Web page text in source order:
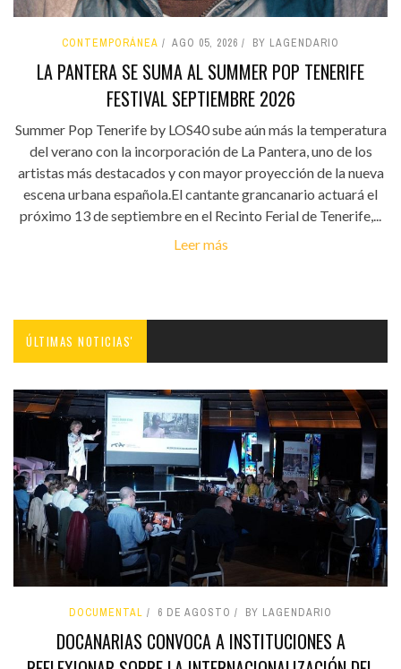
CONTEMPORÁNEA AGO 05, 2026 BY LAGENDARIO
LA PANTERA SE SUMA AL SUMMER POP TENERIFE
FESTIVAL SEPTIEMBRE 2026
Summer Pop Tenerife by LOS40 sube aún más la temperatura
del verano con la incorporación de La Pantera, uno de los
artistas más destacados y con mayor proyección de la nueva
escena urbana española.El cantante grancanario actuará el
próximo 13 de septiembre en el Recinto Ferial de Tenerife,...
Leer más
ÚLTIMAS NOTICIAS'
DOCUMENTAL 6 DE AGOSTO BY LAGENDARIO
DOCANARIAS CONVOCA A INSTITUCIONES A